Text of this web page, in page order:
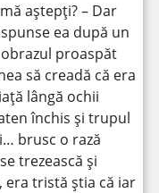
aștepți? – Dar
ea după un
proaspăt
să creadă că era
lângă ochii
închis și trupul
brusc o rază
trezească și
era tristă știa că iar